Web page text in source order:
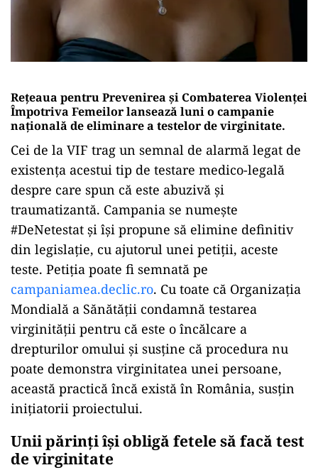
Reţeaua pentru Prevenirea şi Combaterea Violenţei
Împotriva Femeilor lansează luni o campanie
naţională de eliminare a testelor de virginitate.
Cei de la VIF trag un semnal de alarmă legat de
existenţa acestui tip de testare medico-legală
despre care spun că este abuzivă şi
traumatizantă. Campania se numeşte
#DeNetestat şi îşi propune să elimine definitiv
din legislaţie, cu ajutorul unei petiţii, aceste
teste. Petiţia poate fi semnată pe
campaniamea.declic.ro. Cu toate că Organizaţia
Mondială a Sănătăţii condamnă testarea
virginităţii pentru că este o încălcare a
drepturilor omului şi susţine că procedura nu
poate demonstra virginitatea unei persoane,
această practică încă există în România, susţin
iniţiatorii proiectului.
Unii părinți își obligă fetele să facă test
de virginitate